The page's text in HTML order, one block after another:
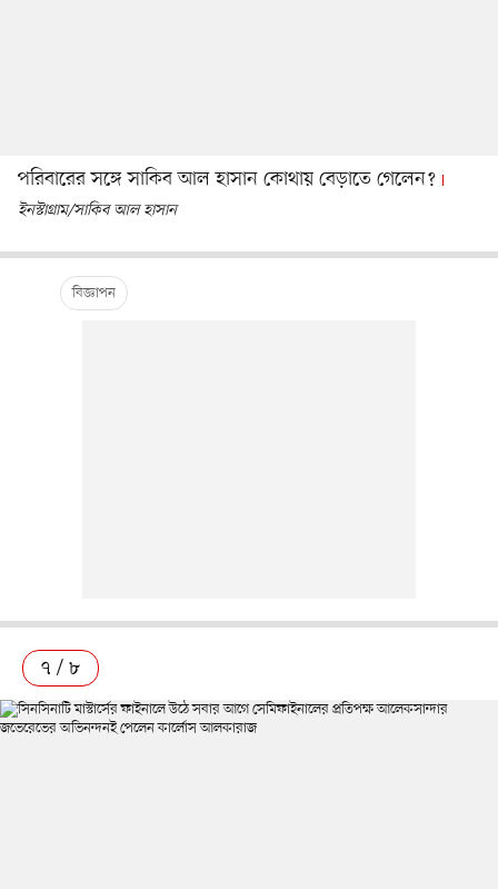
পরিবারের সঙ্গে সাকিব আল হাসান কোথায় বেড়াতে গেলেন?
ইনস্টাগ্রাম/সাকিব আল হাসান
৭ / ৮